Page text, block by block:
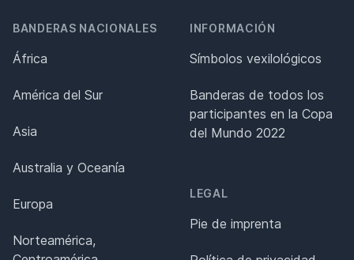
BANDERAS NACIONALES
África
América del Sur
Asia
Australia y Oceanía
Europa
Norteamérica,
INFORMACIÓN
Símbolos vexilológicos
Banderas de todos los
participantes en la Copa
del Mundo 2022
LEGAL
Pie de imprenta